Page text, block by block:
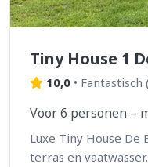
Tiny House 1
10,0 • Fantastisch (
Voor 6 personen –
Luxe Tiny House
terras en